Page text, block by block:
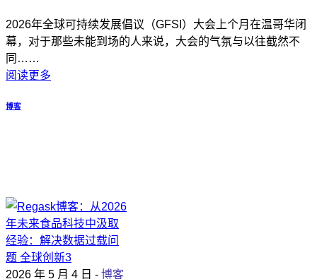
2026年全球可持续发展倡议（GFSI）大会上个月在温哥华闭
幕，对于那些未能到场的人来说，大会的气氛与以往截然不
同……
阅读更多
博客
2026 年 5 月 4 日 - 博客